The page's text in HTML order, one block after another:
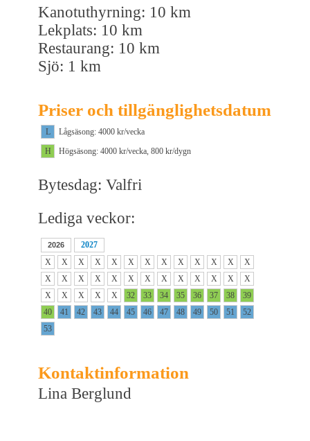
Kanotuthyrning: 10 km
Lekplats: 10 km
Restaurang: 10 km
Sjö: 1 km
Priser och tillgänglighetsdatum
L
Lågsäsong: 4000 kr/vecka
H
Högsäsong: 4000 kr/vecka, 800 kr/dygn
Bytesdag: Valfri
Lediga veckor:
2026
2027
X
X X X X X X X X X X X
X
X
X X X X X X X X X X X
X
X
X X X X 32 33 34 35 36 37 38
39
40
41 42 43 44 45 46 47 48 49 50 51
52
53
Kontaktinformation
Lina Berglund